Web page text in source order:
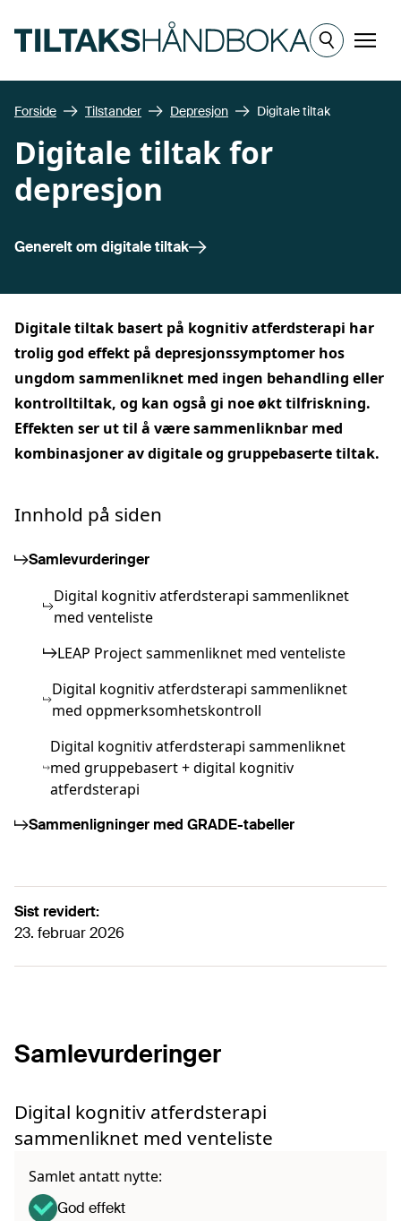
Meny
Forside Tilstander Depresjon Digitale tiltak
Digitale tiltak for
depresjon
Generelt om digitale tiltak
Digitale tiltak basert på kognitiv atferdsterapi har
trolig god effekt på depresjonssymptomer hos
ungdom sammenliknet med ingen behandling eller
kontrolltiltak, og kan også gi noe økt tilfriskning.
Effekten ser ut til å være sammenliknbar med
kombinasjoner av digitale og gruppebaserte tiltak.
Innhold på siden
Samlevurderinger
Digital kognitiv atferdsterapi sammenliknet
med venteliste
LEAP Project sammenliknet med venteliste
Digital kognitiv atferdsterapi sammenliknet
med oppmerksomhetskontroll
Digital kognitiv atferdsterapi sammenliknet
med gruppebasert + digital kognitiv
atferdsterapi
Sammenligninger med GRADE-tabeller
Sist revidert:
23. februar 2026
Samlevurderinger
Digital kognitiv atferdsterapi
sammenliknet med venteliste
Samlet antatt nytte:
God effekt